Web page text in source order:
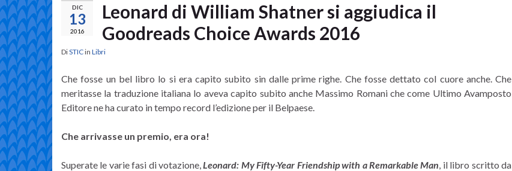
DIC
13
2016
Leonard di William Shatner si aggiudica il
Goodreads Choice Awards 2016
DiSTICin Libri
Che fosse un bel libro lo si era capito subito sin dalle prime righe. Che fosse dettato col cuore anche. Che
meritasse la traduzione italiana lo aveva capito subito anche Massimo Romani che come Ultimo Avamposto
Editore ne ha curato in tempo record l’edizione per il Belpaese.
Che arrivasse un premio, era ora!
Superate le varie fasi di votazione,Leonard: My Fifty-Year Friendship with a Remarkable Man, il libro scritto da